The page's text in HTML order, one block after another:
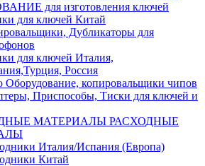
для изготовления ключей
для ключей Китай
Дубликаторы для
для ключей Италия,
Россия
Оборудование, копировальщики чипов
Приспособы, Тиски для ключей и
РАСХОДНЫЕ
Италия/Испания (Европа)
Китай